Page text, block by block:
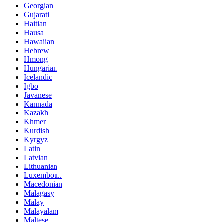
Georgian
Gujarati
Haitian
Hausa
Hawaiian
Hebrew
Hmong
Hungarian
Icelandic
Igbo
Javanese
Kannada
Kazakh
Khmer
Kurdish
Kyrgyz
Latin
Latvian
Lithuanian
Luxembou..
Macedonian
Malagasy
Malay
Malayalam
Maltese